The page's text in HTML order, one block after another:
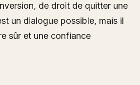
de droit de quitter une
un dialogue possible, mais il
sûr et une confiance